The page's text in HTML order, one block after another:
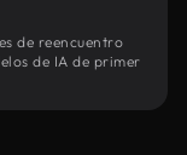
de reencuentro
de IA de primer